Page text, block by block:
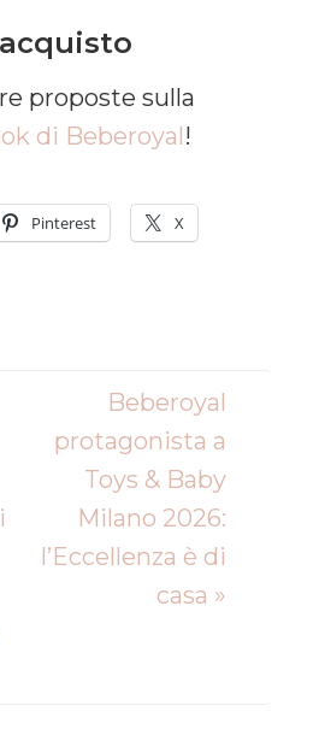
proposte sulla
di Beberoyal!
Pinterest X
Beberoyal
protagonista a
Toys & Baby
Milano 2026:
l’Eccellenza è di
casa »